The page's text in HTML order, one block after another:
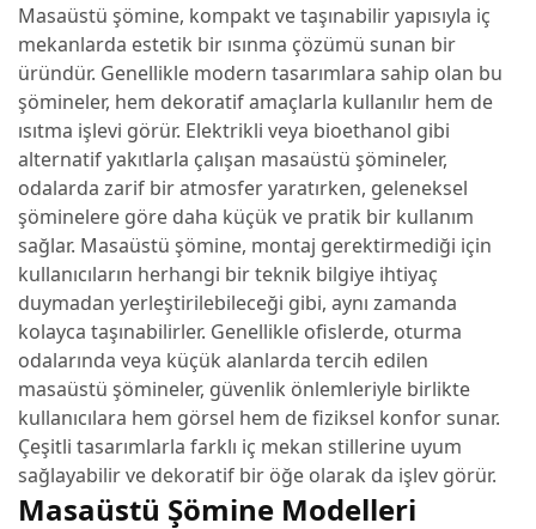
Masaüstü şömine, kompakt ve taşınabilir yapısıyla iç
mekanlarda estetik bir ısınma çözümü sunan bir
üründür. Genellikle modern tasarımlara sahip olan bu
şömineler, hem dekoratif amaçlarla kullanılır hem de
ısıtma işlevi görür. Elektrikli veya bioethanol gibi
alternatif yakıtlarla çalışan masaüstü şömineler,
odalarda zarif bir atmosfer yaratırken, geleneksel
şöminelere göre daha küçük ve pratik bir kullanım
sağlar. Masaüstü şömine, montaj gerektirmediği için
kullanıcıların herhangi bir teknik bilgiye ihtiyaç
duymadan yerleştirilebileceği gibi, aynı zamanda
kolayca taşınabilirler. Genellikle ofislerde, oturma
odalarında veya küçük alanlarda tercih edilen
masaüstü şömineler, güvenlik önlemleriyle birlikte
kullanıcılara hem görsel hem de fiziksel konfor sunar.
Çeşitli tasarımlarla farklı iç mekan stillerine uyum
sağlayabilir ve dekoratif bir öğe olarak da işlev görür.
Masaüstü Şömine Modelleri